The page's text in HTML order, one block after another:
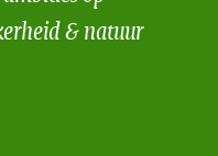
& natuur